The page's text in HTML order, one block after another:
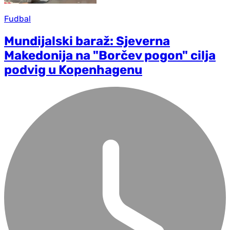
Fudbal
Mundijalski baraž: Sjeverna
Makedonija na "Borčev pogon" cilja
podvig u Kopenhagenu